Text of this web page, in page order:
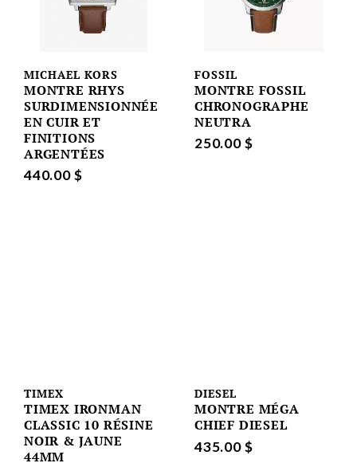
MICHAEL KORS
MONTRE RHYS
SURDIMENSIONNÉE
EN CUIR ET
FINITIONS
ARGENTÉES
440.00 $
FOSSIL
MONTRE FOSSIL
CHRONOGRAPHE
NEUTRA
250.00 $
TIMEX
TIMEX IRONMAN
CLASSIC 10 RÉSINE
NOIR & JAUNE
44MM
DIESEL
MONTRE MÉGA
CHIEF DIESEL
435.00 $